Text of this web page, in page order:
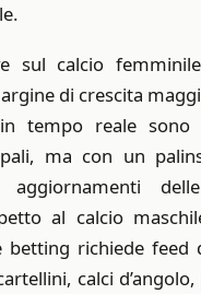
sul calcio
di crescita
tempo reale sono
ma con un
al calcio
betting richiede
calci